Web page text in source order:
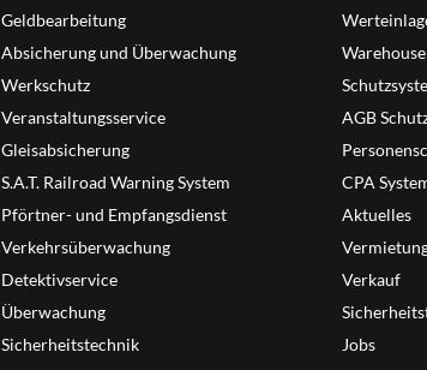
Geldbearbeitung
Absicherung und Überwachung
Werkschutz
Veranstaltungsservice
Gleisabsicherung
S.A.T. Railroad Warning System
Pförtner- und Empfangsdienst
Verkehrsüberwachung
Detektivservice
Überwachung
Sicherheitstechnik
Warehouse
AGB
CPA
Aktuelles
Verkauf
Jobs